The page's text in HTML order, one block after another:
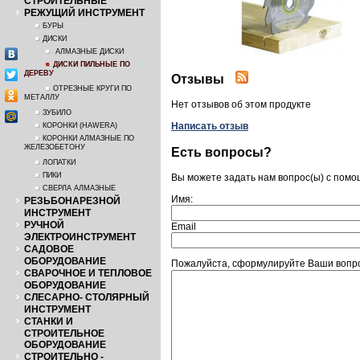
РЕЖУЩИЙ ИНСТРУМЕНТ
БУРЫ
ДИСКИ
АЛМАЗНЫЕ ДИСКИ
ДИСКИ ПИЛЬНЫЕ ПО
ДЕРЕВУ
ОТРЕЗНЫЕ КРУГИ ПО
МЕТАЛЛУ
ЗУБИЛО
КОРОНКИ (HAWERA)
КОРОНКИ АЛМАЗНЫЕ ПО
ЖЕЛЕЗОБЕТОНУ
ЛОПАТКИ
ПИКИ
СВЕРЛА АЛМАЗНЫЕ
РЕЗЬБОНАРЕЗНОЙ
ИНСТРУМЕНТ
РУЧНОЙ
ЭЛЕКТРОИНСТРУМЕНТ
САДОВОЕ
ОБОРУДОВАНИЕ
СВАРОЧНОЕ И ТЕПЛОВОЕ
ОБОРУДОВАНИЕ
СЛЕСАРНО- СТОЛЯРНЫЙ
ИНСТРУМЕНТ
СТАНКИ И
СТРОИТЕЛЬНОЕ
ОБОРУДОВАНИЕ
СТРОИТЕЛЬНО -
Отзывы
Нет отзывов об этом продукте
Написать отзыв
Есть вопросы?
Вы можете задать нам вопрос(ы) с
Имя:
Email
Пожалуйста, сформулируйте Ваши